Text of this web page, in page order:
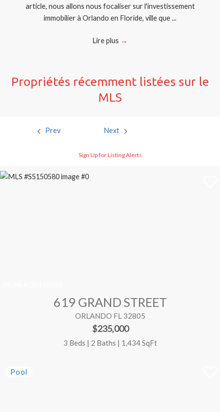
article, nous allons nous focaliser sur l'investissement
immobilier à Orlando en Floride, ville que ...
Lire plus →
Propriétés récemment listées sur le
MLS
Prev Next
Sign Up for Listing Alerts
619 GRAND STREET
ORLANDO FL 32805
$235,000
3 Beds | 2 Baths | 1,434 SqFt